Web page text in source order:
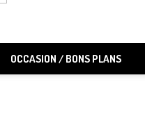
OCCASION / BONS PLANS